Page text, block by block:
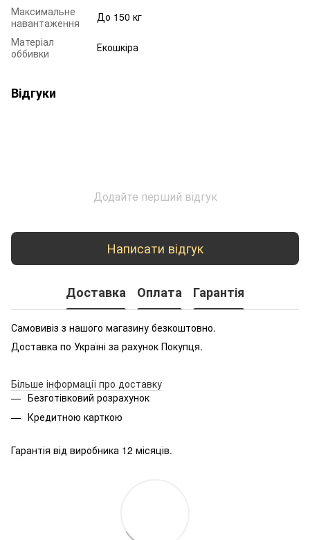
Максимальне
навантаження
До 150 кг
Матеріал
оббивки
Екошкіра
Відгуки
Додайте перший відгук
Написати відгук
Доставка Оплата Гарантія
Самовивіз з нашого магазину безкоштовно.
Доставка по Україні за рахунок Покупця.
Більше інформації про доставку
Безготівковий розрахунок
Кредитною карткою
Гарантія від виробника 12 місяців.